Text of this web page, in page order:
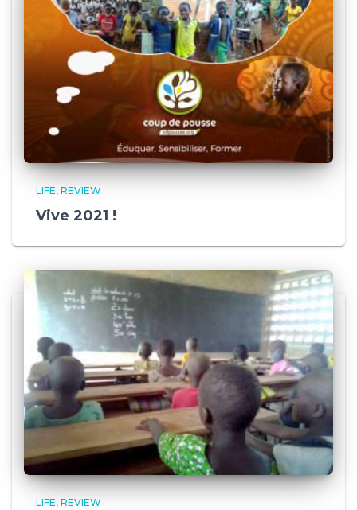
LIFE REVIEW
Vive 2021 !
LIFE REVIEW